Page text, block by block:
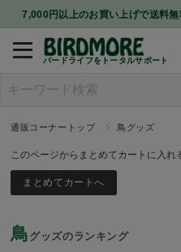
7,000円以上のお買い上げで送料
バードライフをトータルサポート
通販コーナートップ 鳥グッズ
このページからまとめてカートに入れ
鳥 グッズのランキング